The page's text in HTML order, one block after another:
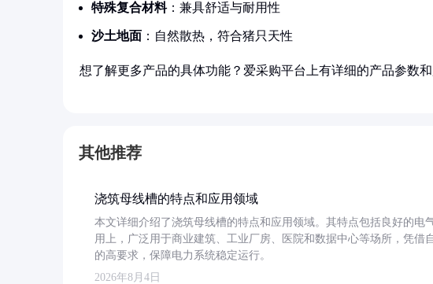
特殊复合材料：兼具舒适与耐用性
沙土地面 ：自然散热，符合猪只天性
想了解更多产品的具体功能？爱采购平台上有详细的产品参数
其他推荐
浇筑母线槽的特点和应用领域
本文详细介绍了浇筑母线槽的特点和应用领域。其特点包括良好的电
用上，广泛用于商业建筑、工业厂房、医院和数据中心等场所，凭借
的高要求，保障电力系统稳定运行。
2026年8月4日